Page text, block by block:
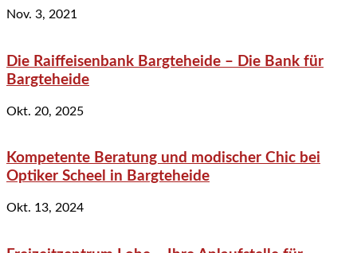
Nov. 3, 2021
Die Raiffeisenbank Bargteheide – Die Bank für
Bargteheide
Okt. 20, 2025
Kompetente Beratung und modischer Chic bei
Optiker Scheel in Bargteheide
Okt. 13, 2024